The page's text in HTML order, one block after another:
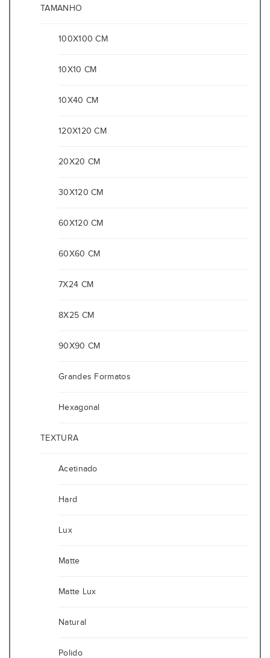
TAMANHO
100X100 CM
10X10 CM
10X40 CM
120X120 CM
20X20 CM
30X120 CM
60X120 CM
60X60 CM
7X24 CM
8X25 CM
90X90 CM
Grandes Formatos
Hexagonal
TEXTURA
Acetinado
Hard
Lux
Matte
Matte Lux
Natural
Polido